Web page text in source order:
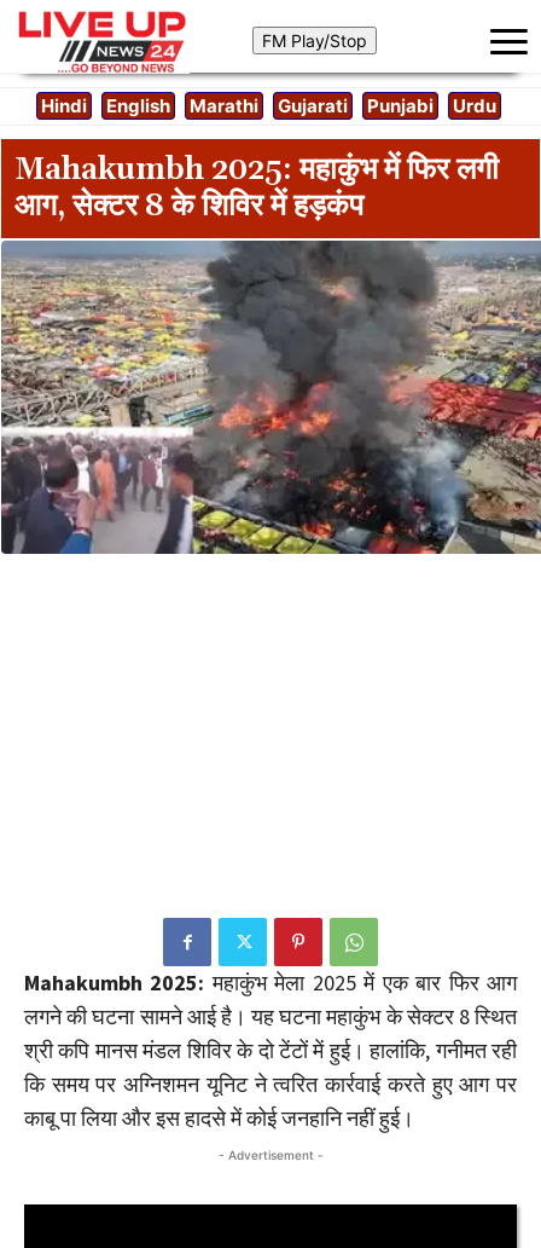
Hindi English Marathi Gujarati Punjabi Urdu
Mahakumbh 2025: महाकुंभ में फिर लगी
आग, सेक्टर 8 के शिविर में हड़कंप
Mahakumbh 2025: महाकुंभ मेला 2025 में एक बार फिर आग
लगने की घटना सामने आई है। यह घटना महाकुंभ के सेक्टर 8 स्थित
श्री कपि मानस मंडल शिविर के दो टेंटों में हुई। हालांकि, गनीमत रही
कि समय पर अग्निशमन यूनिट ने त्वरित कार्रवाई करते हुए आग पर
काबू पा लिया और इस हादसे में कोई जनहानि नहीं हुई।
- Advertisement -